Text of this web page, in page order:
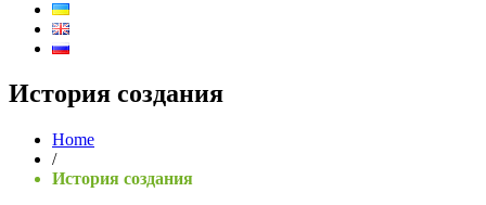
История создания
Home
/
История создания